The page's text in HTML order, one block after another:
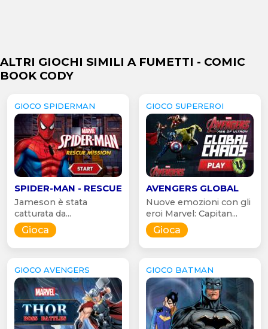
ALTRI GIOCHI SIMILI A FUMETTI - COMIC
BOOK CODY
GIOCO SPIDERMAN
SPIDER-MAN - RESCUE
Jameson è stata
catturata da...
Gioca
GIOCO SUPEREROI
AVENGERS GLOBAL
Nuove emozioni con gli
eroi Marvel: Capitan...
Gioca
GIOCO AVENGERS GIOCO BATMAN